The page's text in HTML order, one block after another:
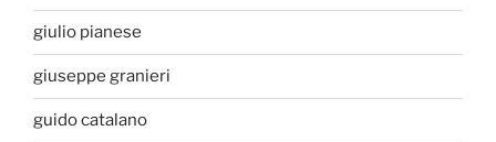
giulio pianese
giuseppe granieri
guido catalano